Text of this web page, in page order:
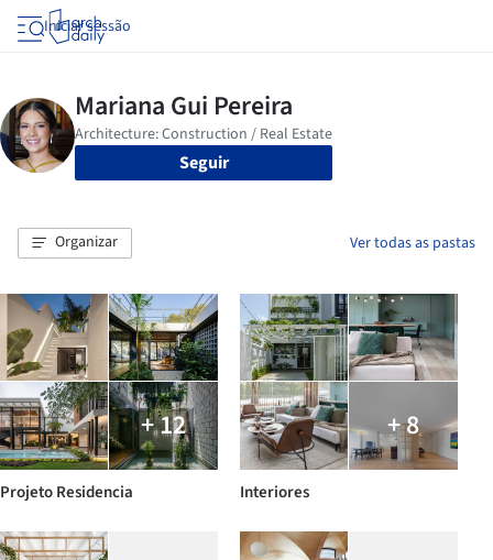
Iniciar sessão
Seguir
Organizar Ver todas as pastas
+ 12
Projeto Residencia
+ 8
Interiores